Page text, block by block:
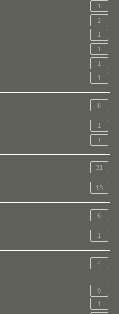
1
2
1
1
1
1
8
1
1
31
13
6
1
4
9
1